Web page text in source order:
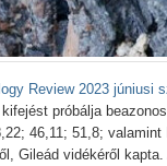
Review 2023 júniusi
kifejést próbálja
46,11; 51,8;
Gileád vidékéről